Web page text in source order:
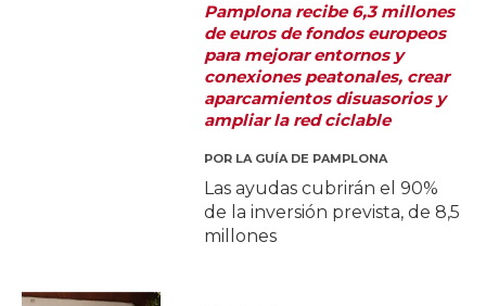
Pamplona recibe 6,3 millones
de euros de fondos europeos
para mejorar entornos y
conexiones peatonales, crear
aparcamientos disuasorios y
ampliar la red ciclable
POR LA GUÍA DE PAMPLONA
Las ayudas cubrirán el 90%
de la inversión prevista, de 8,5
millones